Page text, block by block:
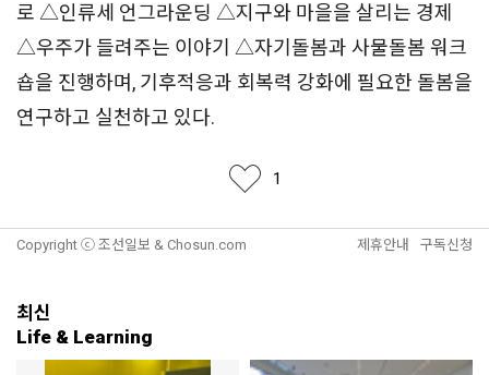
로 △인류세 언그라운딩 △지구와 마을을 살리는 경제
△우주가 들려주는 이야기 △자기돌봄과 사물돌봄 워크
숍을 진행하며, 기후적응과 회복력 강화에 필요한 돌봄을
연구하고 실천하고 있다.
좋아요 1
Copyright ⓒ 조선일보 & Chosun.com 제휴안내 구독신청
최신
Life & Learning